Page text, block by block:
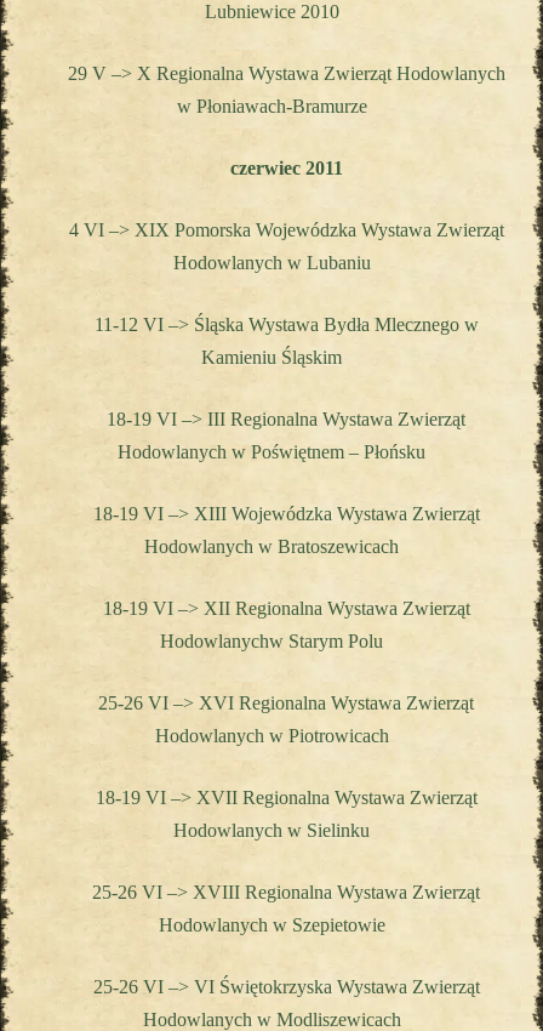
Lubniewice 2010
29 V –> X Regionalna Wystawa Zwierząt Hodowlanych
w Płoniawach-Bramurze
czerwiec 2011
4 VI –> XIX Pomorska Wojewódzka Wystawa Zwierząt
Hodowlanych w Lubaniu
11-12 VI –> Śląska Wystawa Bydła Mlecznego w
Kamieniu Śląskim
18-19 VI –> III Regionalna Wystawa Zwierząt
Hodowlanych w Poświętnem – Płońsku
18-19 VI –> XIII Wojewódzka Wystawa Zwierząt
Hodowlanych w Bratoszewicach
18-19 VI –> XII Regionalna Wystawa Zwierząt
Hodowlanychw Starym Polu
25-26 VI –> XVI Regionalna Wystawa Zwierząt
Hodowlanych w Piotrowicach
18-19 VI –> XVII Regionalna Wystawa Zwierząt
Hodowlanych w Sielinku
25-26 VI –> XVIII Regionalna Wystawa Zwierząt
Hodowlanych w Szepietowie
25-26 VI –> VI Świętokrzyska Wystawa Zwierząt
Hodowlanych w Modliszewicach